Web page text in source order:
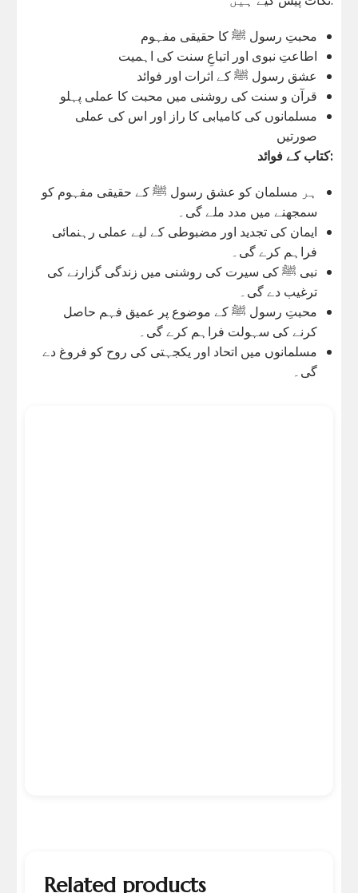
محبتِ رسول ﷺ کا حقیقی مفہوم
اطاعتِ نبوی اور اتباعِ سنت کی اہمیت
عشق رسول ﷺ کے اثرات اور فوائد
قرآن و سنت کی روشنی میں محبت کا عملی پہلو
مسلمانوں کی کامیابی کا راز اور اس کی عملی
صورتیں
کتاب کے فوائد:
ہر مسلمان کو عشق رسول ﷺ کے حقیقی مفہوم کو
سمجھنے میں مدد ملے گی۔
ایمان کی تجدید اور مضبوطی کے لیے عملی رہنمائی
فراہم کرے گی۔
نبی ﷺ کی سیرت کی روشنی میں زندگی گزارنے کی
ترغیب دے گی۔
محبتِ رسول ﷺ کے موضوع پر عمیق فہم حاصل
کرنے کی سہولت فراہم کرے گی۔
مسلمانوں میں اتحاد اور یکجہتی کی روح کو فروغ دے
گی۔
Related products